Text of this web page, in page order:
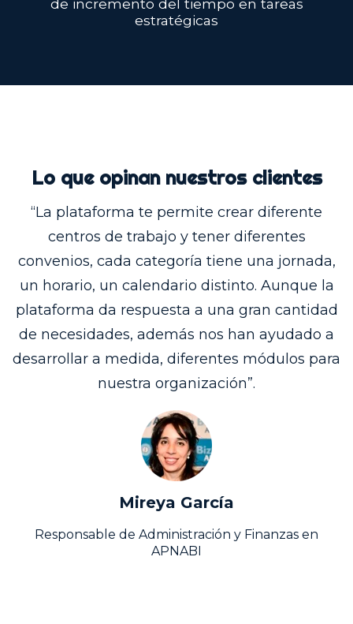
de incremento del tiempo en tareas
estratégicas
Lo que opinan nuestros clientes
“La plataforma te permite crear diferente
centros de trabajo y tener diferentes
convenios, cada categoría tiene una jornada,
un horario, un calendario distinto. Aunque la
plataforma da respuesta a una gran cantidad
de necesidades, además nos han ayudado a
desarrollar a medida, diferentes módulos para
nuestra organización”.
Mireya García
Responsable de Administración y Finanzas en
APNABI